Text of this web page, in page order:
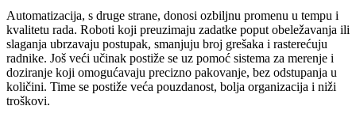
Automatizacija, s druge strane, donosi ozbiljnu promenu u tempu i
kvalitetu rada. Roboti koji preuzimaju zadatke poput obeležavanja ili
slaganja ubrzavaju postupak, smanjuju broj grešaka i rasterećuju
radnike. Još veći učinak postiže se uz pomoć sistema za merenje i
doziranje koji omogućavaju precizno pakovanje, bez odstupanja u
količini. Time se postiže veća pouzdanost, bolja organizacija i niži
troškovi.